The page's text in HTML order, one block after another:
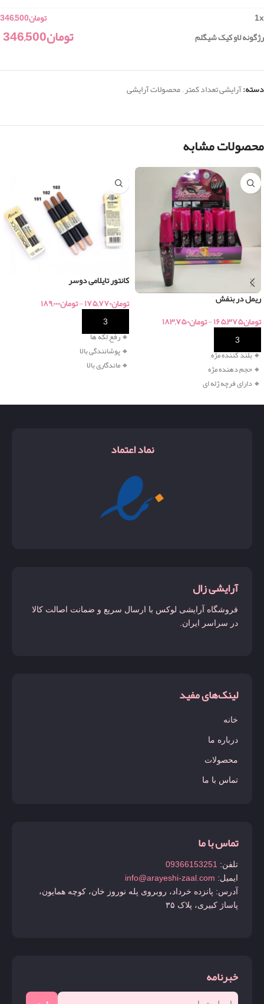
1x تومان346,500
رژگونه لاو کیک شیگلم
تومان346,500
دسته:آرایشی تعداد کمتر,محصولات آرایشی
محصولات مشابه
ریمل در بنفش
تومان۱۶۵,۳۷۵-تومان۱۸۳,۷۵۰
🔸 بلند کننده مژه
🔸حجم دهنده مژه
🔸دارای فرچه ژله ای
کانتور تایلامی دوسر
تومان۱۷۵,۷۷۰-تومان۱۸۹,۰۰۰
🔸 رفع لکه ها
🔸 پوشانندگی بالا
🔸 ماندگاری بالا
نماد اعتماد
آرایشی زال
فروشگاه آرایشی لوکس با ارسال سریع و ضمانت اصالت کالا
در سراسر ایران.
لینک‌های مفید
خانه
درباره ما
محصولات
تماس با ما
تماس با ما
تلفن: 09366153251
ایمیل: info@arayeshi-zaal.com
آدرس: پانزده خرداد، روبروی پله نوروز خان، کوچه همایون،
پاساژ کبیری، پلاک ۳۵
خبرنامه